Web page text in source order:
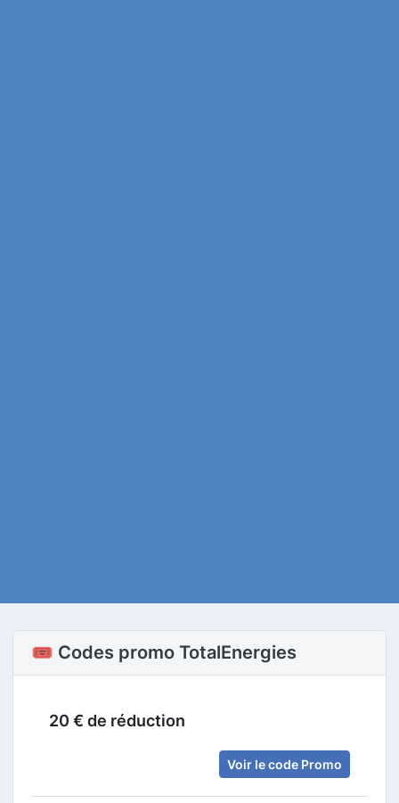
🎟️ Codes promo TotalEnergies
20 € de réduction
Voir le code Promo